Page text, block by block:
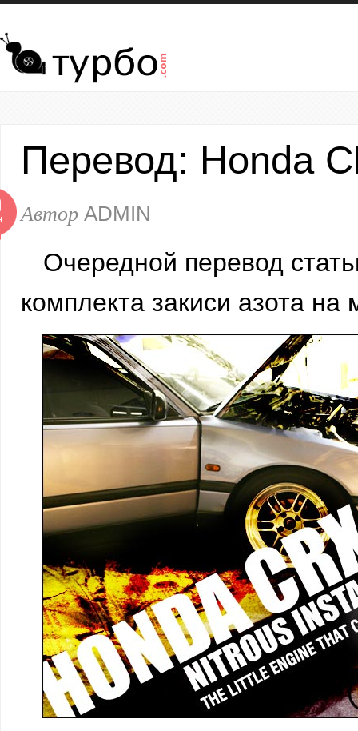
Перейти к основному содержанию
Перевод: Honda
Автор ADMIN
Очередной перевод
комплекта закиси азота